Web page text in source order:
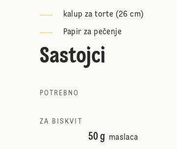
kalup za torte (26 cm)
Papir za pečenje
Sastojci
POTREBNO
ZA BISKVIT
50 g maslaca